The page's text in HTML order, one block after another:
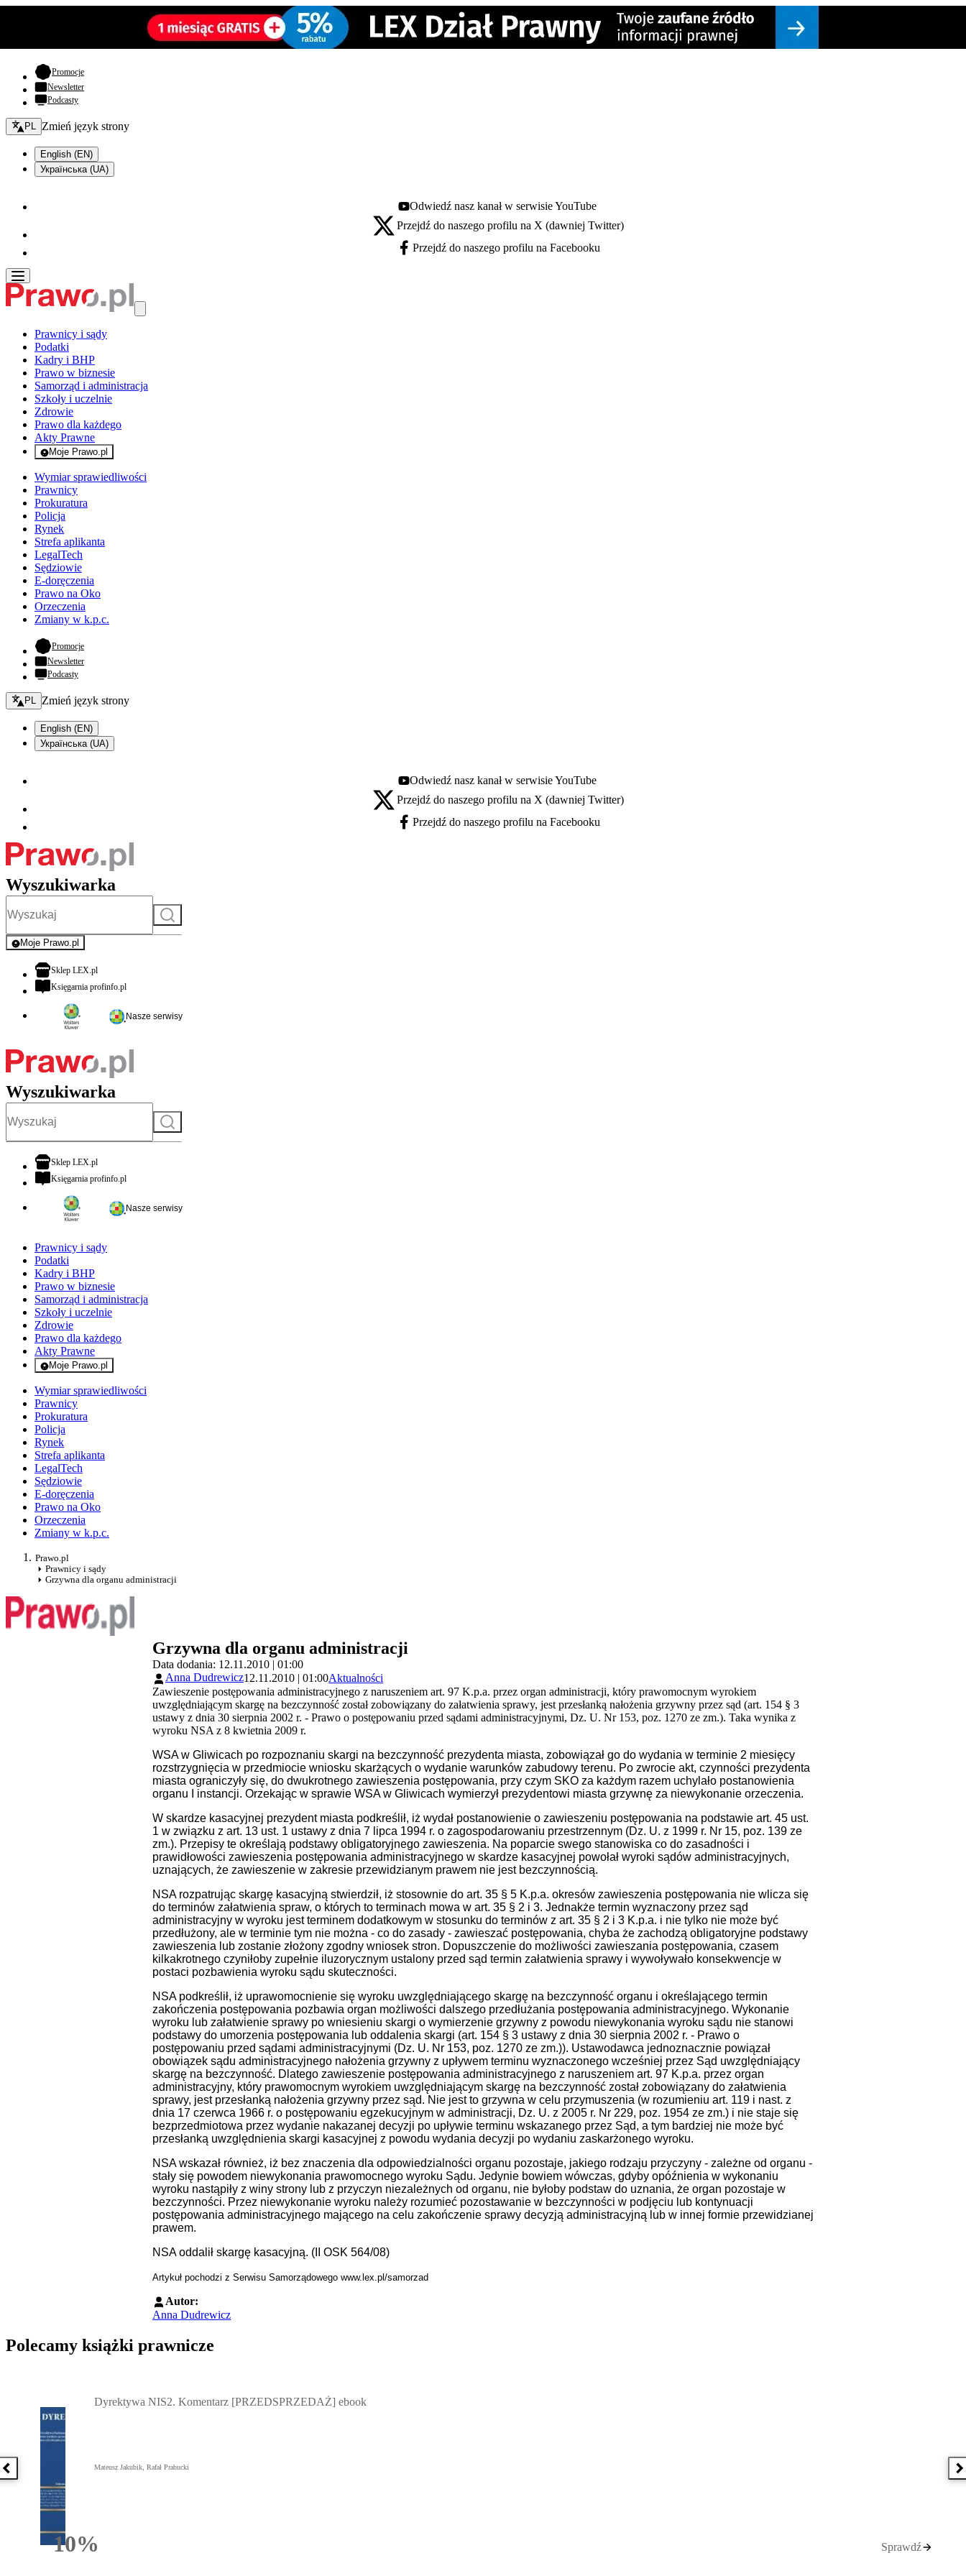
Promocje- otwiera się w nowej karcie
Newsletter
Podcasty
Zmień język - bieżący:
PL Zmień język strony
English (EN)
Українська (UA)
Youtube - otwiera się w nowej karcie
Odwiedź nasz kanał w serwisie YouTube
X - otwiera się w nowej karcie
Przejdź do naszego profilu na X (dawniej Twitter)
Facebook - otwiera się w nowej karcie
Przejdź do naszego profilu na Facebooku
Prawnicy i sądy
Podatki
Kadry i BHP
Prawo w biznesie
Samorząd i administracja
Szkoły i uczelnie
Zdrowie
Prawo dla każdego
Akty Prawne
Moje Prawo.pl
- rejestracja i logowanie do serwisu
Wymiar sprawiedliwości
Prawnicy
Prokuratura
Policja
Rynek
Strefa aplikanta
LegalTech
Sędziowie
E-doręczenia
Prawo na Oko
Orzeczenia
Zmiany w k.p.c.
Promocje- otwiera się w nowej karcie
Newsletter
Podcasty
Zmień język - bieżący:
PL Zmień język strony
English (EN)
Українська (UA)
Youtube - otwiera się w nowej karcie
Odwiedź nasz kanał w serwisie YouTube
X - otwiera się w nowej karcie
Przejdź do naszego profilu na X (dawniej Twitter)
Facebook - otwiera się w nowej karcie
Przejdź do naszego profilu na Facebooku
Wyszukiwarka
Szukaj
Moje Prawo.pl
- rejestracja i logowanie do serwisu
Sklep LEX.plotwiera się w nowej karcie
Księgarnia profinfo.plotwiera się w nowej karcie
Nasze serwisy
Wyszukiwarka
Szukaj
Sklep LEX.plotwiera się w nowej karcie
Księgarnia profinfo.plotwiera się w nowej karcie
Nasze serwisy
Prawnicy i sądy
Podatki
Kadry i BHP
Prawo w biznesie
Samorząd i administracja
Szkoły i uczelnie
Zdrowie
Prawo dla każdego
Akty Prawne
Moje Prawo.pl
- rejestracja i logowanie do serwisu
Wymiar sprawiedliwości
Prawnicy
Prokuratura
Policja
Rynek
Strefa aplikanta
LegalTech
Sędziowie
E-doręczenia
Prawo na Oko
Orzeczenia
Zmiany w k.p.c.
Prawo.pl
Prawnicy i sądy
Grzywna dla organu administracji
Grzywna dla organu administracji
Data dodania: 12.11.2010 | 01:00
Anna Dudrewicz12.11.2010 | 01:00Aktualności
Zawieszenie postępowania administracyjnego z naruszeniem art. 97 K.p.a. przez organ administracji, który prawomocnym wyrokiem
uwzględniającym skargę na bezczynność został zobowiązany do załatwienia sprawy, jest przesłanką nałożenia grzywny przez sąd (art. 154 § 3
ustawy z dnia 30 sierpnia 2002 r. - Prawo o postępowaniu przed sądami administracyjnymi, Dz. U. Nr 153, poz. 1270 ze zm.). Taka wynika z
wyroku NSA z 8 kwietnia 2009 r.
WSA w Gliwicach po rozpoznaniu skargi na bezczynność prezydenta miasta, zobowiązał go do wydania w terminie 2 miesięcy
rozstrzygnięcia w przedmiocie wniosku skarżących o wydanie warunków zabudowy terenu. Po zwrocie akt, czynności prezydenta
miasta ograniczyły się, do dwukrotnego zawieszenia postępowania, przy czym SKO za każdym razem uchylało postanowienia
organu I instancji. Orzekając w sprawie WSA w Gliwicach wymierzył prezydentowi miasta grzywnę za niewykonanie orzeczenia.
W skardze kasacyjnej prezydent miasta podkreślił, iż wydał postanowienie o zawieszeniu postępowania na podstawie art. 45 ust.
1 w związku z art. 13 ust. 1 ustawy z dnia 7 lipca 1994 r. o zagospodarowaniu przestrzennym (Dz. U. z 1999 r. Nr 15, poz. 139 ze
zm.). Przepisy te określają podstawy obligatoryjnego zawieszenia. Na poparcie swego stanowiska co do zasadności i
prawidłowości zawieszenia postępowania administracyjnego w skardze kasacyjnej powołał wyroki sądów administracyjnych,
uznających, że zawieszenie w zakresie przewidzianym prawem nie jest bezczynnością.
NSA rozpatrując skargę kasacyjną stwierdził, iż stosownie do art. 35 § 5 K.p.a. okresów zawieszenia postępowania nie wlicza się
do terminów załatwienia spraw, o których to terminach mowa w art. 35 § 2 i 3. Jednakże termin wyznaczony przez sąd
administracyjny w wyroku jest terminem dodatkowym w stosunku do terminów z art. 35 § 2 i 3 K.p.a. i nie tylko nie może być
przedłużony, ale w terminie tym nie można - co do zasady - zawieszać postępowania, chyba że zachodzą obligatoryjne podstawy
zawieszenia lub zostanie złożony zgodny wniosek stron. Dopuszczenie do możliwości zawieszania postępowania, czasem
kilkakrotnego czyniłoby zupełnie iluzorycznym ustalony przed sąd termin załatwienia sprawy i wywoływało konsekwencje w
postaci pozbawienia wyroku sądu skuteczności.
NSA podkreślił, iż uprawomocnienie się wyroku uwzględniającego skargę na bezczynność organu i określającego termin
zakończenia postępowania pozbawia organ możliwości dalszego przedłużania postępowania administracyjnego. Wykonanie
wyroku lub załatwienie sprawy po wniesieniu skargi o wymierzenie grzywny z powodu niewykonania wyroku sądu nie stanowi
podstawy do umorzenia postępowania lub oddalenia skargi (art. 154 § 3 ustawy z dnia 30 sierpnia 2002 r. - Prawo o
postępowaniu przed sądami administracyjnymi (Dz. U. Nr 153, poz. 1270 ze zm.)). Ustawodawca jednoznacznie powiązał
obowiązek sądu administracyjnego nałożenia grzywny z upływem terminu wyznaczonego wcześniej przez Sąd uwzględniający
skargę na bezczynność. Dlatego zawieszenie postępowania administracyjnego z naruszeniem art. 97 K.p.a. przez organ
administracyjny, który prawomocnym wyrokiem uwzględniającym skargę na bezczynność został zobowiązany do załatwienia
sprawy, jest przesłanką nałożenia grzywny przez sąd. Nie jest to grzywna w celu przymuszenia (w rozumieniu art. 119 i nast. z
dnia 17 czerwca 1966 r. o postępowaniu egzekucyjnym w administracji, Dz. U. z 2005 r. Nr 229, poz. 1954 ze zm.) i nie staje się
bezprzedmiotowa przez wydanie nakazanej decyzji po upływie terminu wskazanego przez Sąd, a tym bardziej nie może być
przesłanką uwzględnienia skargi kasacyjnej z powodu wydania decyzji po wydaniu zaskarżonego wyroku.
NSA wskazał również, iż bez znaczenia dla odpowiedzialności organu pozostaje, jakiego rodzaju przyczyny - zależne od organu -
stały się powodem niewykonania prawomocnego wyroku Sądu. Jedynie bowiem wówczas, gdyby opóźnienia w wykonaniu
wyroku nastąpiły z winy strony lub z przyczyn niezależnych od organu, nie byłoby podstaw do uznania, że organ pozostaje w
bezczynności. Przez niewykonanie wyroku należy rozumieć pozostawanie w bezczynności w podjęciu lub kontynuacji
postępowania administracyjnego mającego na celu zakończenie sprawy decyzją administracyjną lub w innej formie przewidzianej
prawem.
NSA oddalił skargę kasacyjną. (II OSK 564/08)
Artykuł pochodzi z Serwisu Samorządowego www.lex.pl/samorzad
Autor:
Anna Dudrewicz
Polecamy książki prawnicze
Poprzednia książka
10%Rabatu
Dyrektywa NIS2. Komentarz [PRZEDSPRZEDAŻ] ebook
Mateusz Jakubik, Rafał Prabucki
Sprawdź